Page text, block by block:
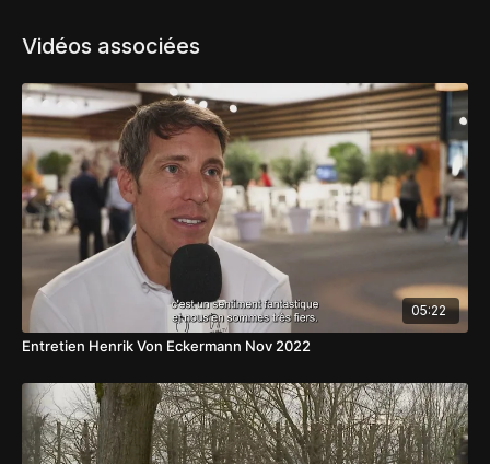
Vidéos associées
05:22
Entretien Henrik Von Eckermann Nov 2022